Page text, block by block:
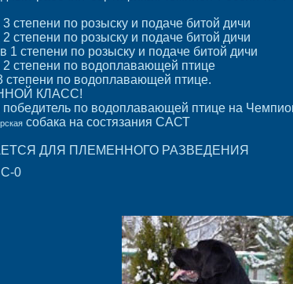
степени по розыску и подаче битой дичи
степени по розыску и подаче битой дичи
1 степени по розыску и подаче битой дичи
степени по водоплавающей птице
степени по водоплавающей птице.
КЛАСС!
по водоплавающей птице на
собака на состязания САСТ
ДЛЯ ПЛЕМЕННОГО РАЗВЕДЕНИЯ
0